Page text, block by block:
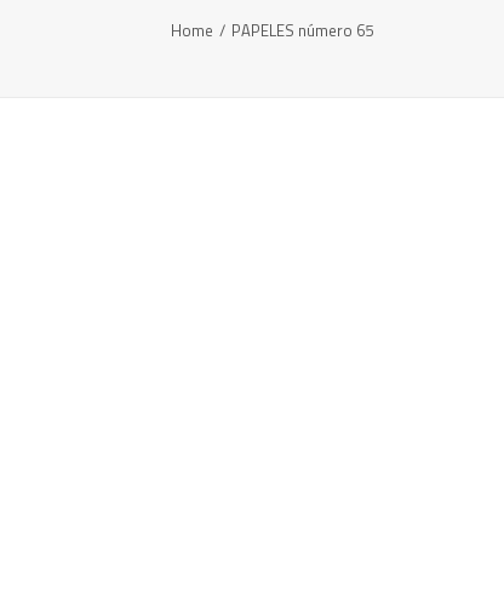
Home PAPELES número 65